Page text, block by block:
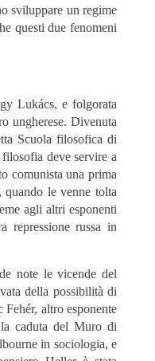
sviluppare un regime
questi due fenomeni
Lukács, e folgorata
ungherese. Divenuta
Scuola filosofica di
deve servire a
comunista una prima
le venne tolta
agli altri esponenti
repressione russa in
note le vicende del
della possibilità di
altro esponente
caduta del Muro di
in sociologia, e